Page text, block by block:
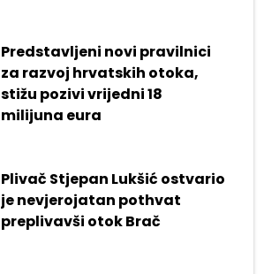
Predstavljeni novi pravilnici
za razvoj hrvatskih otoka,
stižu pozivi vrijedni 18
milijuna eura
Plivač Stjepan Lukšić ostvario
je nevjerojatan pothvat
preplivavši otok Brač